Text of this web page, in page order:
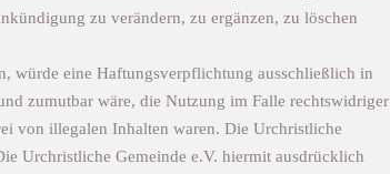
zu verändern, zu ergänzen, zu löschen
würde eine Haftungsverpflichtung ausschließlich in
zumutbar wäre, die Nutzung im Falle rechtswidriger
von illegalen Inhalten waren. Die Urchristliche
Urchristliche Gemeinde e.V. hiermit ausdrücklich